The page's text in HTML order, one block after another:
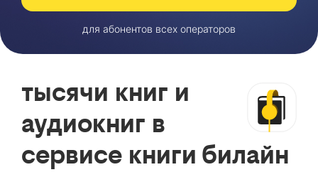
для абонентов всех операторов
тысячи книг и
аудиокниг в
сервисе книги билайн